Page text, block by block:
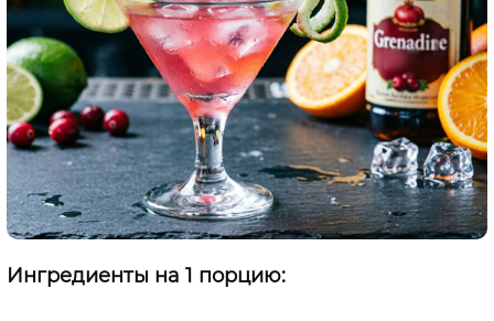
Ингредиенты на 1 порцию: